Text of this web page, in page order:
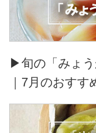
▶旬の「みょ
｜7月のおすす